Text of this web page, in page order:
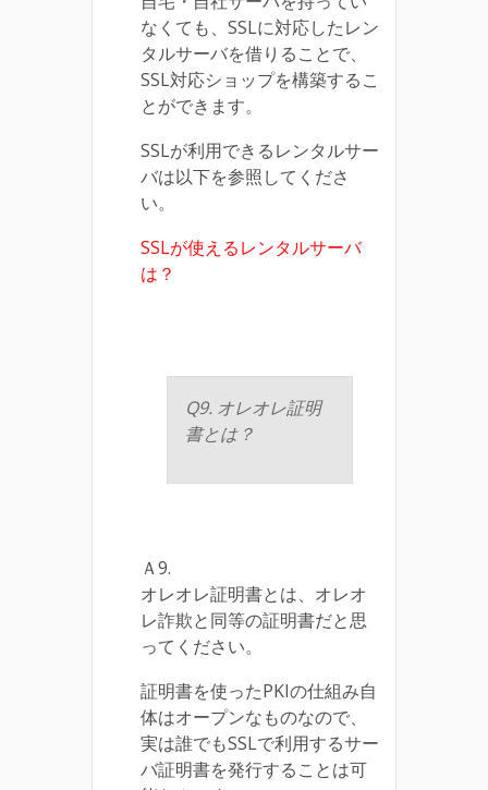
なくても、SSLに対応したレン
タルサーバを借りることで、
SSL対応ショップを構築するこ
とができます。
SSLが利用できるレンタルサー
バは以下を参照してくださ
い。
SSLが使えるレンタルサーバ
は？
Q9. オレオレ証明
書とは？
Ａ9.
オレオレ証明書とは、オレオ
レ詐欺と同等の証明書だと思
ってください。
証明書を使ったPKIの仕組み自
体はオープンなものなので、
実は誰でもSSLで利用するサー
バ証明書を発行することは可